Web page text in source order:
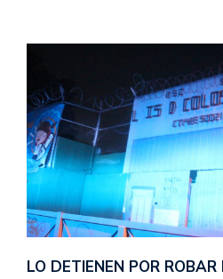
LO DETIENEN POR ROBAR